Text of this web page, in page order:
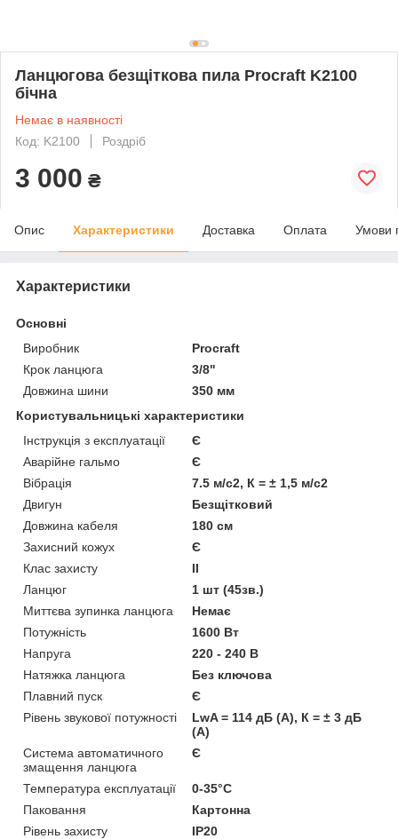
Ланцюгова безщіткова пила Procraft K2100
бічна
Немає в наявності
Код: K2100
Роздріб
3 000 ₴
Опис Характеристики Доставка Оплата Умови
Характеристики
Основні
Виробник
Procraft
Крок ланцюга
3/8"
Довжина шини
350 мм
Користувальницькі характеристики
Інструкція з експлуатації
Є
Аварійне гальмо
Є
Вібрація
7.5 м/с2, К = ± 1,5 м/с2
Двигун
Безщітковий
Довжина кабеля
180 см
Захисний кожух
Є
Клас захисту
II
Ланцюг
1 шт (45зв.)
Миттєва зупинка ланцюга
Немає
Потужність
1600 Вт
Напруга
220 - 240 В
Натяжка ланцюга
Без ключова
Плавний пуск
Є
Рівень звукової потужності
LwA = 114 дБ (А), К = ± 3 дБ
(А)
Система автоматичного
змащення ланцюга
Є
Температура експлуатації
0-35°C
Паковання
Картонна
Рівень захисту
IP20